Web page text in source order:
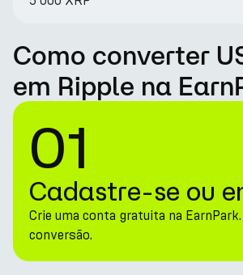
Como converter
em Ripple na
01
Cadastre-se ou
Crie uma conta gratuita na
conversão.